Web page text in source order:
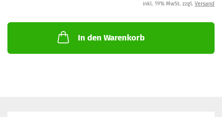
inkl. 19% MwSt. zzgl. Versand
In den Warenkorb